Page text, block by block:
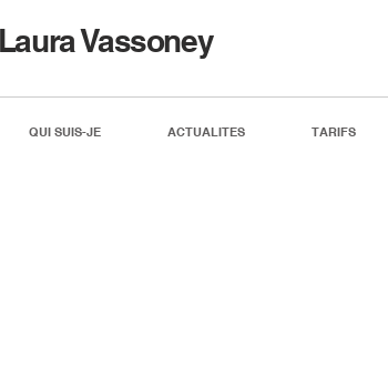
Laura Vassoney
QUI SUIS-JE ACTUALITES TARIFS